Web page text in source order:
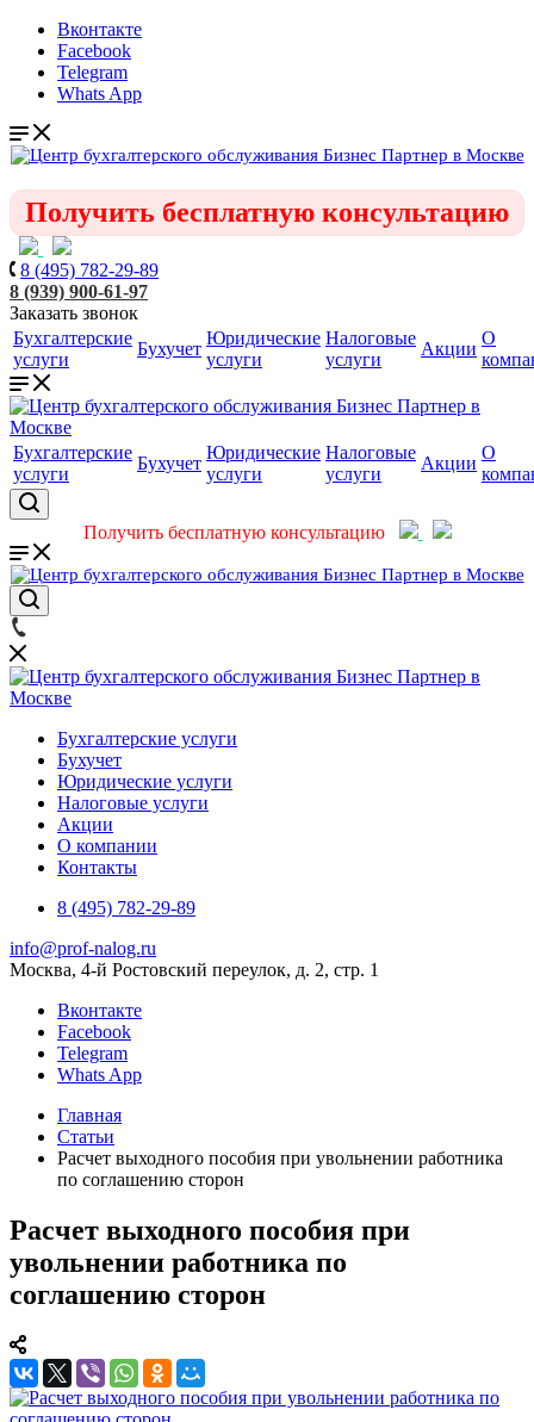
Вконтакте
Facebook
Telegram
Whats App
Получить бесплатную консультацию
8 (495) 782-29-89
8 (939) 900-61-97
Заказать звонок
Бухгалтерские
услуги
Бухучет
Юридические
услуги
Налоговые
услуги
Акции
О
Бухгалтерские
услуги
Бухучет
Юридические
услуги
Налоговые
услуги
Акции
О
Получить бесплатную консультацию
Бухгалтерские услуги
Бухучет
Юридические услуги
Налоговые услуги
Акции
О компании
Контакты
8 (495) 782-29-89
info@prof-nalog.ru
Москва, 4-й Ростовский переулок, д. 2, стр. 1
Вконтакте
Facebook
Telegram
Whats App
Главная
Статьи
Расчет выходного пособия при увольнении работника
по соглашению сторон
Расчет выходного пособия при
увольнении работника по
соглашению сторон